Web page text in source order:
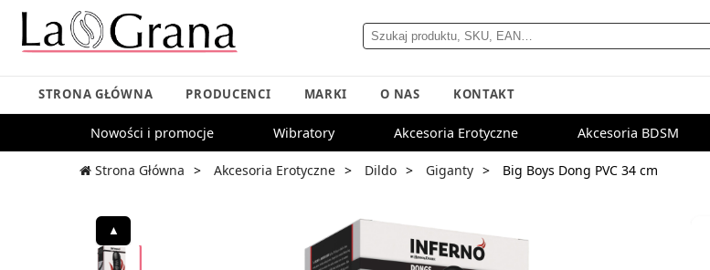
STRONA GŁÓWNA PRODUCENCI MARKI O NAS KONTAKT
Nowości i promocje Wibratory Akcesoria Erotyczne Akcesoria BDSM
Strona Główna Akcesoria Erotyczne Dildo Giganty Big Boys Dong PVC 34 cm
▲